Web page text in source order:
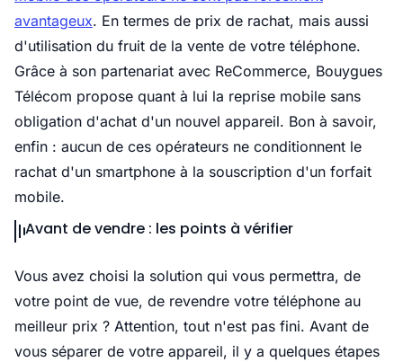
avantageux. En termes de prix de rachat, mais aussi
d'utilisation du fruit de la vente de votre téléphone.
Grâce à son partenariat avec ReCommerce, Bouygues
Télécom propose quant à lui la reprise mobile sans
obligation d'achat d'un nouvel appareil. Bon à savoir,
enfin : aucun de ces opérateurs ne conditionnent le
rachat d'un smartphone à la souscription d'un forfait
mobile.
Avant de vendre : les points à vérifier
Vous avez choisi la solution qui vous permettra, de
votre point de vue, de revendre votre téléphone au
meilleur prix ? Attention, tout n'est pas fini. Avant de
vous séparer de votre appareil, il y a quelques étapes